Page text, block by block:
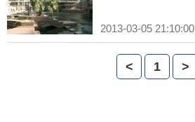
2013-03-05 21:10:00
< 1 >